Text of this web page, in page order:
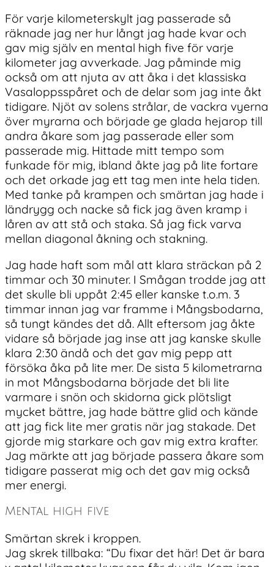
För varje kilometerskylt jag passerade så
räknade jag ner hur långt jag hade kvar och
gav mig själv en mental high five för varje
kilometer jag avverkade. Jag påminde mig
också om att njuta av att åka i det klassiska
Vasaloppsspåret och de delar som jag inte åkt
tidigare. Njöt av solens strålar, de vackra vyerna
över myrarna och började ge glada hejarop till
andra åkare som jag passerade eller som
passerade mig. Hittade mitt tempo som
funkade för mig, ibland åkte jag på lite fortare
och det orkade jag ett tag men inte hela tiden.
Med tanke på krampen och smärtan jag hade i
ländrygg och nacke så fick jag även kramp i
låren av att stå och staka. Så jag fick varva
mellan diagonal åkning och stakning.
Jag hade haft som mål att klara sträckan på 2
timmar och 30 minuter. I Smågan trodde jag att
det skulle bli uppåt 2:45 eller kanske t.o.m. 3
timmar innan jag var framme i Mångsbodarna,
så tungt kändes det då. Allt eftersom jag åkte
vidare så började jag inse att jag kanske skulle
klara 2:30 ändå och det gav mig pepp att
försöka åka på lite mer. De sista 5 kilometrarna
in mot Mångsbodarna började det bli lite
varmare i snön och skidorna gick plötsligt
mycket bättre, jag hade bättre glid och kände
att jag fick lite mer gratis när jag stakade. Det
gjorde mig starkare och gav mig extra krafter.
Jag märkte att jag började passera åkare som
tidigare passerat mig och det gav mig också
mer energi.
Mental high five
Smärtan skrek i kroppen.
Jag skrek tillbaka: “Du fixar det här! Det är bara